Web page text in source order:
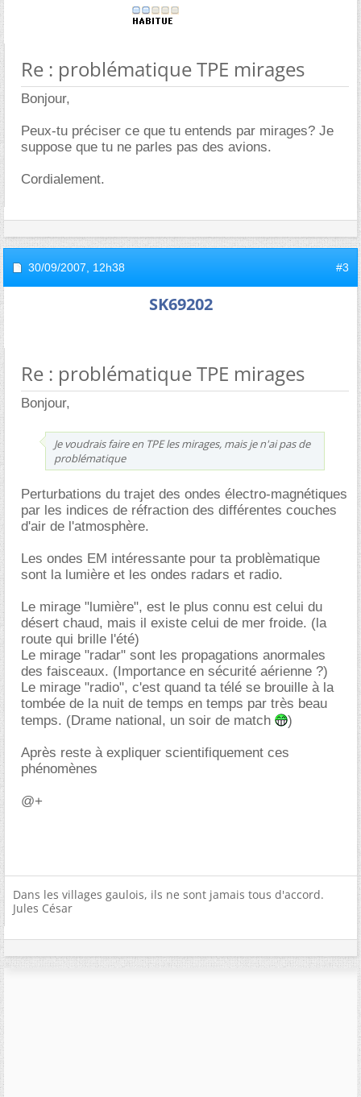
Re : problématique TPE mirages
Bonjour,
Peux-tu préciser ce que tu entends par mirages? Je
suppose que tu ne parles pas des avions.
Cordialement.
30/09/2007, 12h38 #3
SK69202
Re : problématique TPE mirages
Bonjour,
Je voudrais faire en TPE les mirages, mais je n'ai pas de
problématique
Perturbations du trajet des ondes électro-magnétiques
par les indices de réfraction des différentes couches
d'air de l'atmosphère.
Les ondes EM intéressante pour ta problèmatique
sont la lumière et les ondes radars et radio.
Le mirage "lumière", est le plus connu est celui du
désert chaud, mais il existe celui de mer froide. (la
route qui brille l'été)
Le mirage "radar" sont les propagations anormales
des faisceaux. (Importance en sécurité aérienne ?)
Le mirage "radio", c'est quand ta télé se brouille à la
tombée de la nuit de temps en temps par très beau
temps. (Drame national, un soir de match
)
Après reste à expliquer scientifiquement ces
phénomènes
@+
Dans les villages gaulois, ils ne sont jamais tous d'accord.
Jules César